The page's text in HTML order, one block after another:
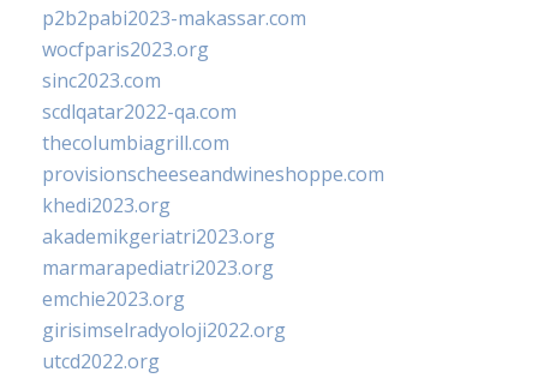
p2b2pabi2023-makassar.com
wocfparis2023.org
sinc2023.com
scdlqatar2022-qa.com
thecolumbiagrill.com
provisionscheeseandwineshoppe.com
khedi2023.org
akademikgeriatri2023.org
marmarapediatri2023.org
emchie2023.org
girisimselradyoloji2022.org
utcd2022.org